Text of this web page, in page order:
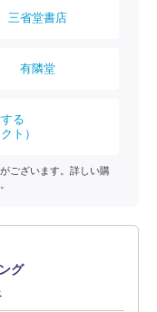
三省堂書店
有隣堂
る
ト）
ございます。詳しい購
グ